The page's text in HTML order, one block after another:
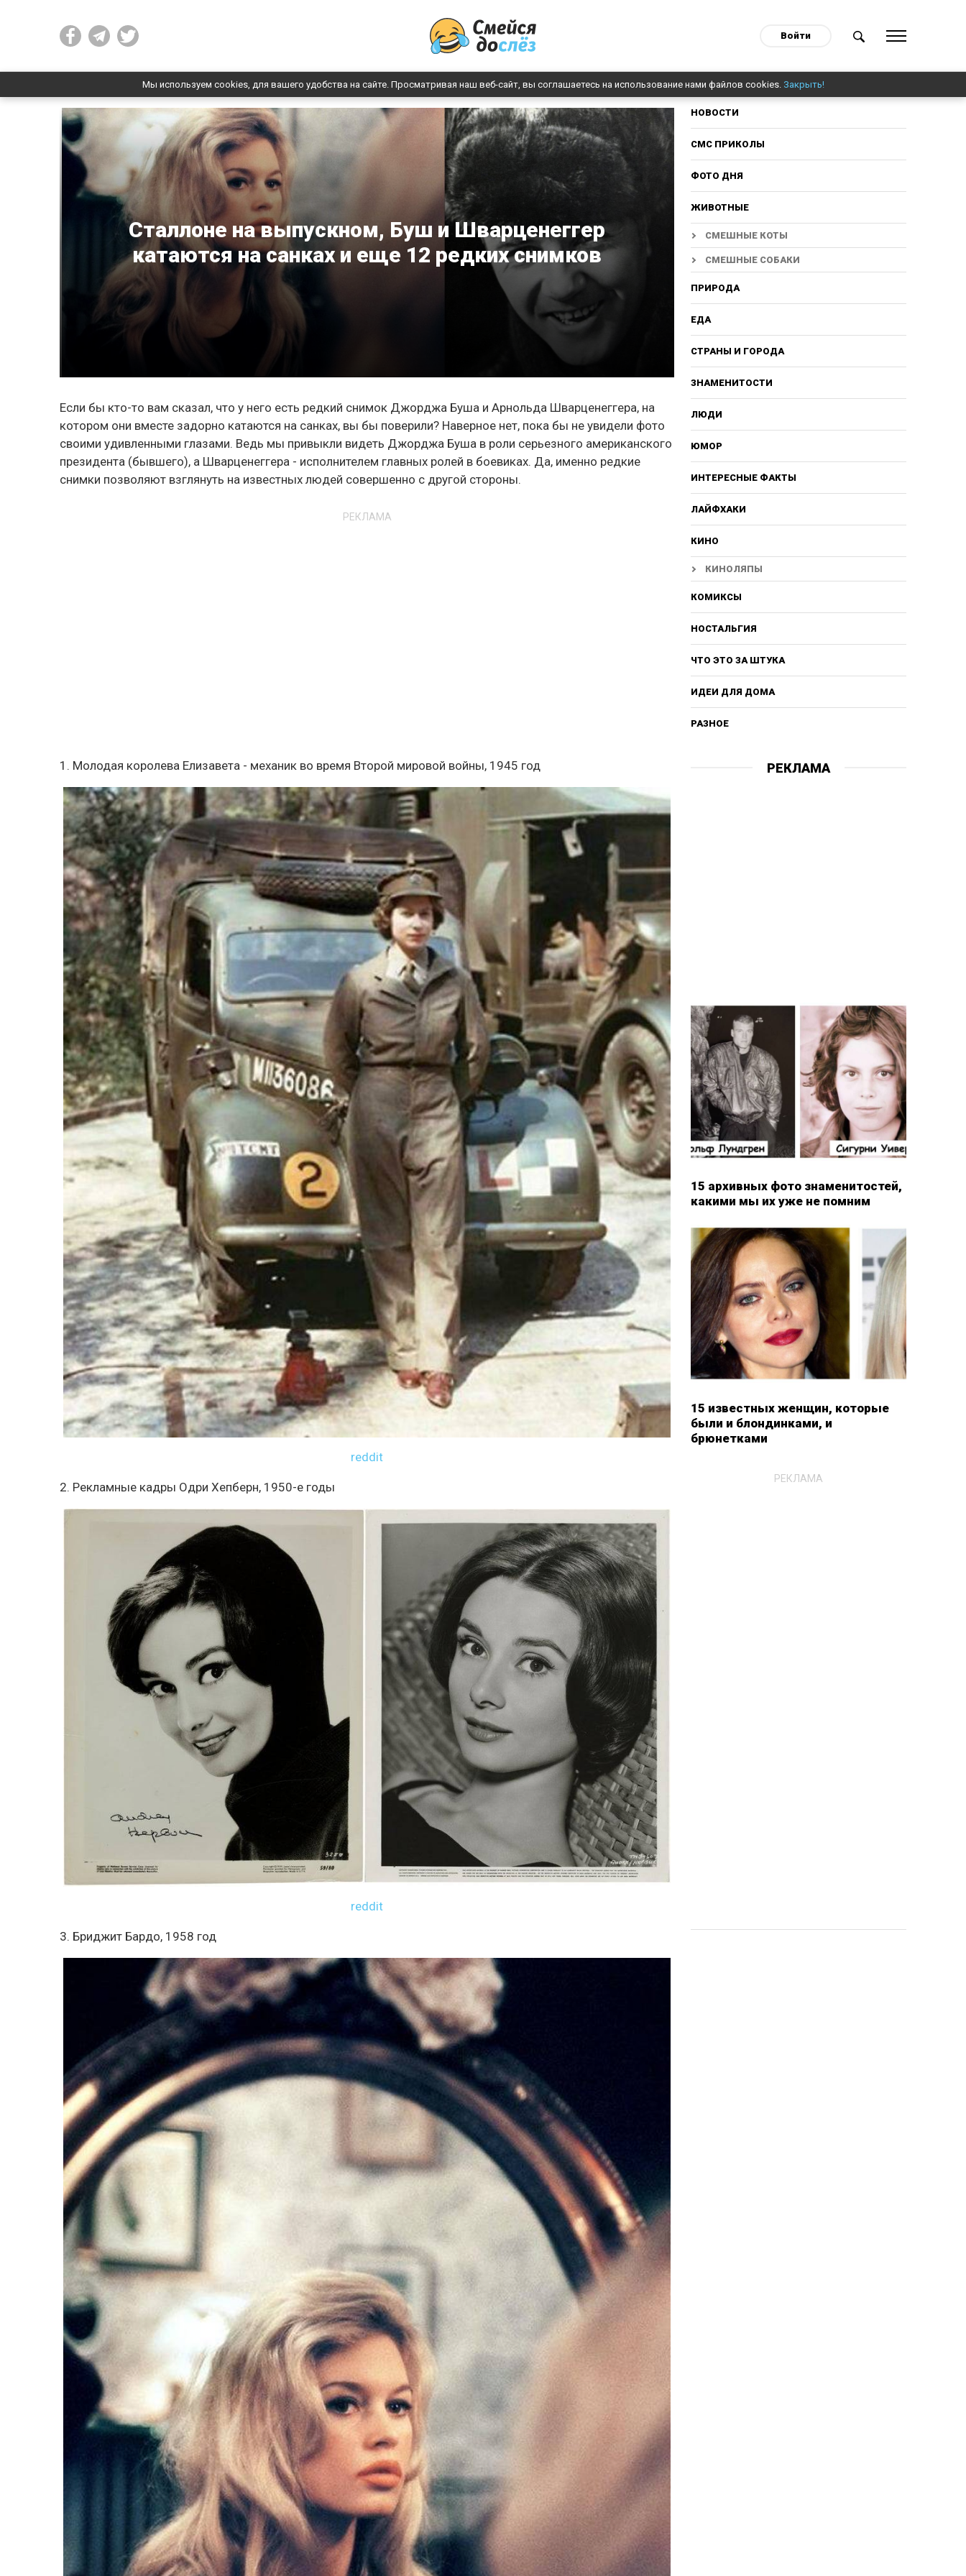
Войти
Мы используем cookies, для вашего удобства на сайте. Просматривая наш веб-сайт, вы соглашаетесь на использование нами файлов cookies. Закрыть!
Сталлоне на выпускном, Буш и Шварценеггер
катаются на санках и еще 12 редких снимков
Если бы кто-то вам сказал, что у него есть редкий снимок Джорджа Буша и Арнольда Шварценеггера, на
котором они вместе задорно катаются на санках, вы бы поверили? Наверное нет, пока бы не увидели фото
своими удивленными глазами. Ведь мы привыкли видеть Джорджа Буша в роли серьезного американского
президента (бывшего), а Шварценеггера - исполнителем главных ролей в боевиках. Да, именно редкие
снимки позволяют взглянуть на известных людей совершенно с другой стороны.
РЕКЛАМА
1. Молодая королева Елизавета - механик во время Второй мировой войны, 1945 год
reddit
2. Рекламные кадры Одри Хепберн, 1950-е годы
reddit
3. Бриджит Бардо, 1958 год
НОВОСТИ
СМС ПРИКОЛЫ
ФОТО ДНЯ
ЖИВОТНЫЕ
СМЕШНЫЕ КОТЫ
СМЕШНЫЕ СОБАКИ
ПРИРОДА
ЕДА
СТРАНЫ И ГОРОДА
ЗНАМЕНИТОСТИ
ЛЮДИ
ЮМОР
ИНТЕРЕСНЫЕ ФАКТЫ
ЛАЙФХАКИ
КИНО
КИНОЛЯПЫ
КОМИКСЫ
НОСТАЛЬГИЯ
ЧТО ЭТО ЗА ШТУКА
ИДЕИ ДЛЯ ДОМА
РАЗНОЕ
РЕКЛАМА
15 архивных фото знаменитостей,
какими мы их уже не помним
15 известных женщин, которые
были и блондинками, и
брюнетками
РЕКЛАМА